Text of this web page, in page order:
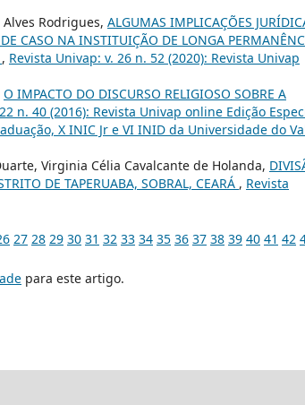
Rodrigues, ALGUMAS IMPLICAÇÕES
CASO NA INSTITUIÇÃO DE LONGA
, Revista Univap: v. 26 n. 52 (2020): Revista Univap
O IMPACTO DO DISCURSO RELIGIOSO SOBRE A
n. 40 (2016): Revista Univap online Edição
X INIC Jr e VI INID da Universidade do
Virginia Célia Cavalcante de Holanda,
DE TAPERUABA, SOBRAL, CEARÁ , Revista
27 28 29 30 31 32 33 34 35 36 37 38 39 40 41 42
para este artigo.